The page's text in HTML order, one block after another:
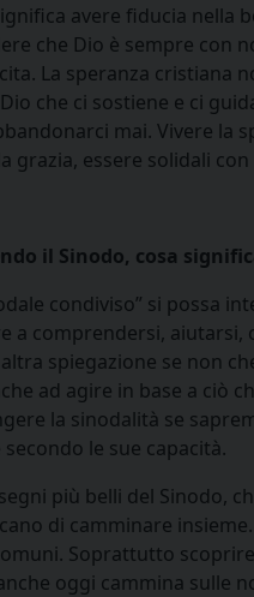
avere fiducia
che Dio è sempre con
La speranza cristiana
che ci sostiene e ci
mai. Vivere la
grazia, essere solidali
il Sinodo, cosa
condiviso” si possa
a comprendersi,
spiegazione se non
ad agire in base a ciò
la sinodalità se
le sue capacità.
più belli del Sinodo,
di camminare
Soprattutto scoprire
oggi cammina sulle